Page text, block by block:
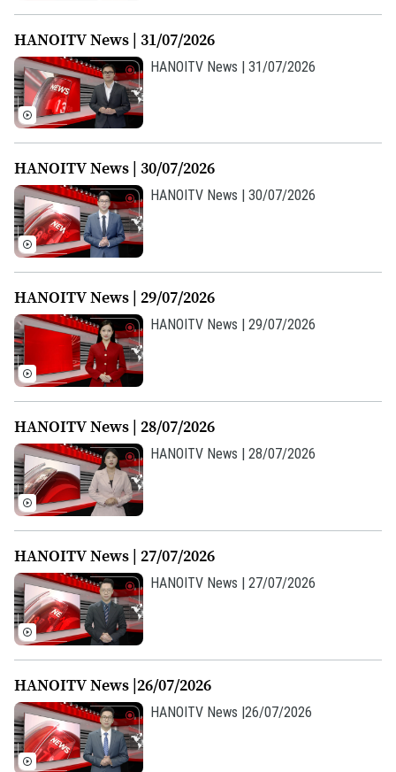
Theo dõi Hà Nội On
Sao
Điện ảnh
Thời trang
HANOITV News | 31/07/2026
HANOITV News | 31/07/2026
HANOITV News | 30/07/2026
HANOITV News | 30/07/2026
HANOITV News | 29/07/2026
HANOITV News | 29/07/2026
HANOITV News | 28/07/2026
HANOITV News | 28/07/2026
HANOITV News | 27/07/2026
HANOITV News | 27/07/2026
HANOITV News |26/07/2026
HANOITV News |26/07/2026